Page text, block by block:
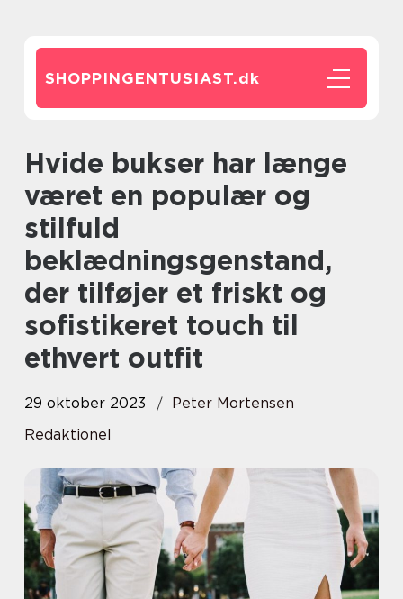
SHOPPINGENTUSIAST.dk
Hvide bukser har længe
været en populær og
stilfuld
beklædningsgenstand,
der tilføjer et friskt og
sofistikeret touch til
ethvert outfit
29 oktober 2023
Peter Mortensen
Redaktionel